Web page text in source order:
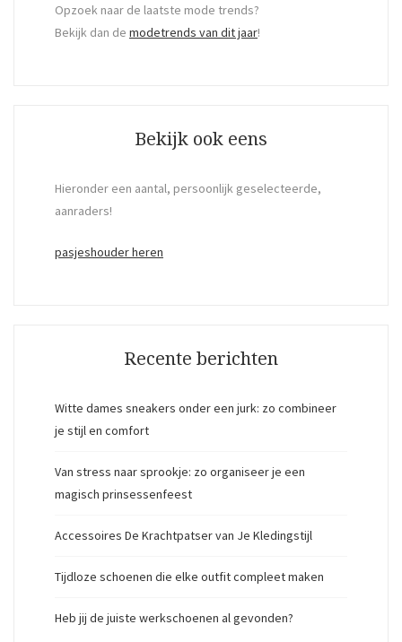
Opzoek naar de laatste mode trends?
Bekijk dan de modetrends van dit jaar!
Bekijk ook eens
Hieronder een aantal, persoonlijk geselecteerde,
aanraders!
pasjeshouder heren
Recente berichten
Witte dames sneakers onder een jurk: zo combineer
je stijl en comfort
Van stress naar sprookje: zo organiseer je een
magisch prinsessenfeest
Accessoires De Krachtpatser van Je Kledingstijl
Tijdloze schoenen die elke outfit compleet maken
Heb jij de juiste werkschoenen al gevonden?